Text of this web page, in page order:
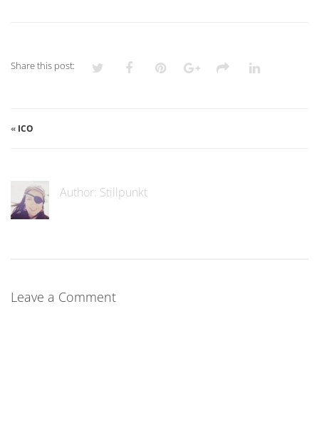
Share this post:
« ICO
Author: Stillpunkt
Leave a Comment